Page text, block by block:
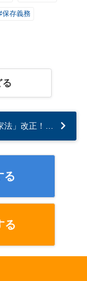
保存義務
る
る
る